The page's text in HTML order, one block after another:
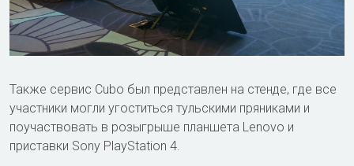
Также сервис Cubo был представлен на стенде, где все
участники могли угоститься тульскими пряниками и
поучаствовать в розыгрыше планшета Lenovo и
приставки Sony PlayStation 4.